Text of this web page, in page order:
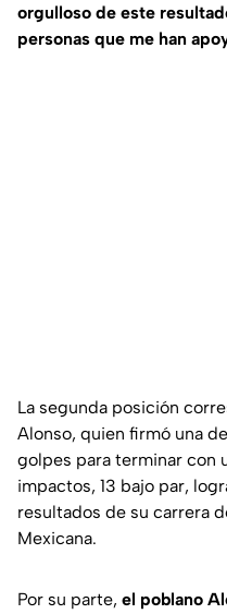
orgulloso de este
personas que me han
La segunda posición
Alonso, quien firmó una
golpes para terminar con
impactos, 13 bajo par,
resultados de su carrera
Mexicana.
Por su parte, el poblano